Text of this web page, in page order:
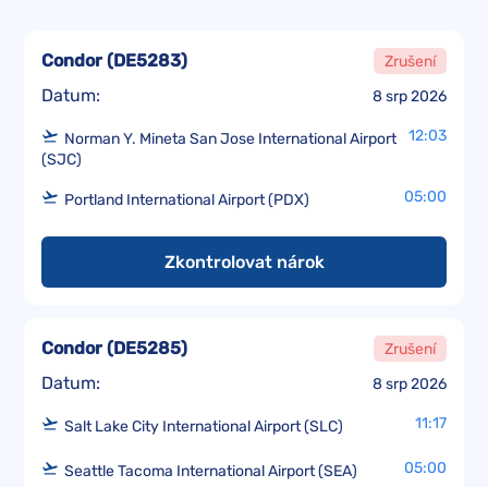
Datum: 8 srp 2026
Condor(DE5283) Zrušení
Norman Y. Mineta San Jose International Airport
(SJC)
12:03
Portland International Airport (PDX) 05:00
Zkontrolovat nárok
Datum: 8 srp 2026
Condor(DE5285) Zrušení
Salt Lake City International Airport (SLC) 11:17
Seattle Tacoma International Airport (SEA) 05:00